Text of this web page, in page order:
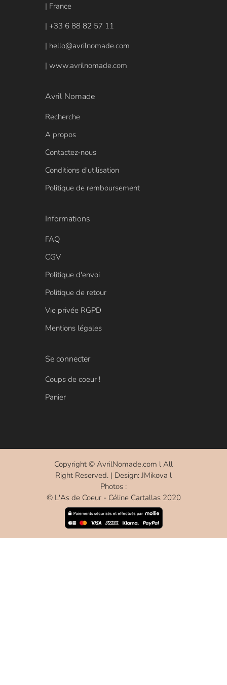
| France
| +33 6 88 82 57 11
| hello@avrilnomade.com
| www.avrilnomade.com
Avril Nomade
Recherche
A propos
Contactez-nous
Conditions d'utilisation
Politique de remboursement
Informations
FAQ
CGV
Politique d'envoi
Politique de retour
Vie privée RGPD
Mentions légales
Se connecter
Coups de coeur !
Panier
Copyright © AvrilNomade.com l All
Right Reserved. | Design: JMikova l
Photos :
© L'As de Coeur - Céline Cartallas 2020